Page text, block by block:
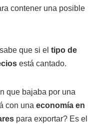
contener una posible
que si el tipo de
está cantado.
que bajaba por una
con una economía en
para exportar? Es el